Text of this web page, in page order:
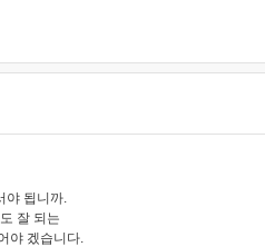
야 됩니까.
잘 되는
야 겠습니다.